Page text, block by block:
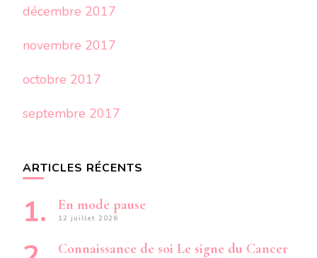
décembre 2017
novembre 2017
octobre 2017
septembre 2017
ARTICLES RÉCENTS
En mode pause
12 juillet 2026
Connaissance de soi Le signe du Cancer